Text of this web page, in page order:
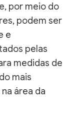
por meio do
podem ser
e
pelas
medidas de
mais
área da